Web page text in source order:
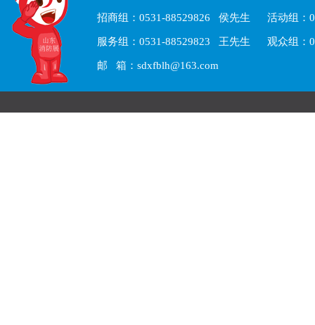
招商组：0531-88529826 侯先生 活动组：
服务组：0531-88529823 王先生 观众组：
邮 箱：sdxfblh@163.com